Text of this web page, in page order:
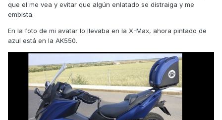
que el me vea y evitar que algún enlatado se distraiga y me
embista.
En la foto de mi avatar lo llevaba en la X-Max, ahora pintado de
azul está en la AK550.